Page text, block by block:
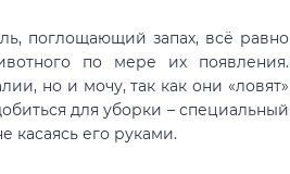
поглощающий запах, всё равно
по мере их появления.
но и мочу, так как они «ловят»
для уборки – специальный
касаясь его руками.